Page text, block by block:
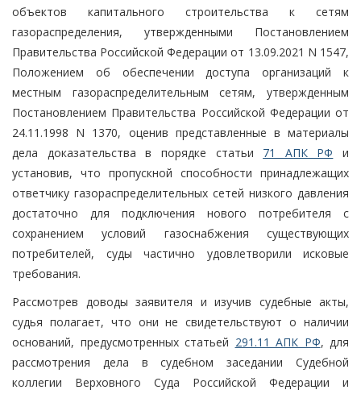
объектов капитального строительства к сетям
газораспределения, утвержденными Постановлением
Правительства Российской Федерации от 13.09.2021 N 1547,
Положением об обеспечении доступа организаций к
местным газораспределительным сетям, утвержденным
Постановлением Правительства Российской Федерации от
24.11.1998 N 1370, оценив представленные в материалы
дела доказательства в порядке статьи 71 АПК РФ и
установив, что пропускной способности принадлежащих
ответчику газораспределительных сетей низкого давления
достаточно для подключения нового потребителя с
сохранением условий газоснабжения существующих
потребителей, суды частично удовлетворили исковые
требования.
Рассмотрев доводы заявителя и изучив судебные акты,
судья полагает, что они не свидетельствуют о наличии
оснований, предусмотренных статьей 291.11 АПК РФ, для
рассмотрения дела в судебном заседании Судебной
коллегии Верховного Суда Российской Федерации и